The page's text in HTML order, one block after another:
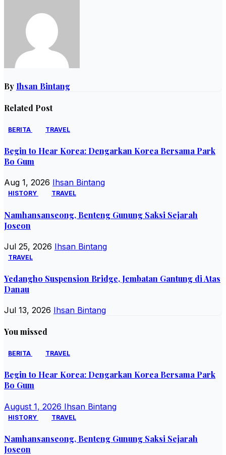
By Ihsan Bintang
Related Post
BERITA TRAVEL
Begin to Hear Korea: Dengarkan Korea Bersama Park
Bo Gum
Aug 1, 2026 Ihsan Bintang
HISTORY TRAVEL
Namhansanseong, Benteng Gunung Saksi Sejarah
Joseon
Jul 25, 2026 Ihsan Bintang
TRAVEL
Yedangho Suspension Bridge, Jembatan Gantung di Atas
Danau
Jul 13, 2026 Ihsan Bintang
You missed
BERITA TRAVEL
Begin to Hear Korea: Dengarkan Korea Bersama Park
Bo Gum
August 1, 2026 Ihsan Bintang
HISTORY TRAVEL
Namhansanseong, Benteng Gunung Saksi Sejarah
Joseon